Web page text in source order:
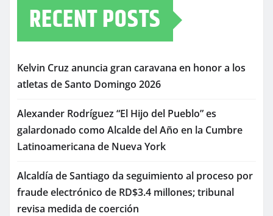
RECENT POSTS
Kelvin Cruz anuncia gran caravana en honor a los
atletas de Santo Domingo 2026
Alexander Rodríguez “El Hijo del Pueblo” es
galardonado como Alcalde del Año en la Cumbre
Latinoamericana de Nueva York
Alcaldía de Santiago da seguimiento al proceso por
fraude electrónico de RD$3.4 millones; tribunal
revisa medida de coerción